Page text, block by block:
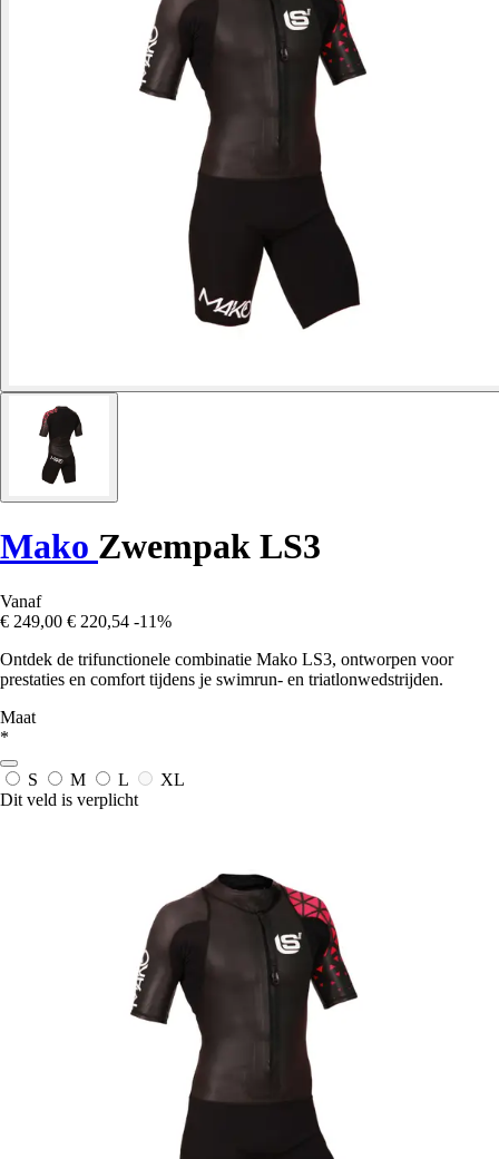
Mako Zwempak LS3
Vanaf
€ 249,00 € 220,54 -11%
Ontdek de trifunctionele combinatie Mako LS3, ontworpen voor
prestaties en comfort tijdens je swimrun- en triatlonwedstrijden.
Maat
*
S M L
XL
Dit veld is verplicht